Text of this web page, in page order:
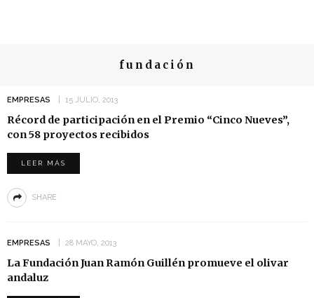
fundación
EMPRESAS 15 JULIO, 2013
Récord de participación en el Premio “Cinco Nueves”,
con 58 proyectos recibidos
LEER MÁS
SHARE
EMPRESAS 28 MAYO, 2013
La Fundación Juan Ramón Guillén promueve el olivar
andaluz